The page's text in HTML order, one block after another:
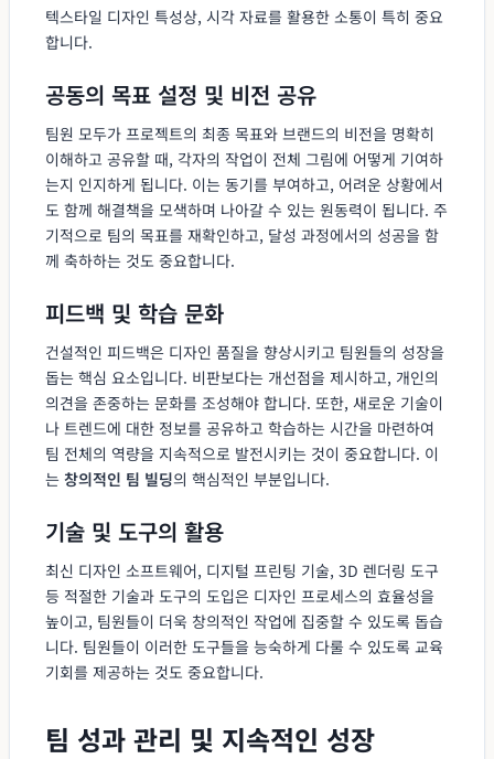
텍스타일 디자인 특성상, 시각 자료를 활용한 소통이 특히 중요
합니다.
공동의 목표 설정 및 비전 공유
팀원 모두가 프로젝트의 최종 목표와 브랜드의 비전을 명확히
이해하고 공유할 때, 각자의 작업이 전체 그림에 어떻게 기여하
는지 인지하게 됩니다. 이는 동기를 부여하고, 어려운 상황에서
도 함께 해결책을 모색하며 나아갈 수 있는 원동력이 됩니다. 주
기적으로 팀의 목표를 재확인하고, 달성 과정에서의 성공을 함
께 축하하는 것도 중요합니다.
피드백 및 학습 문화
건설적인 피드백은 디자인 품질을 향상시키고 팀원들의 성장을
돕는 핵심 요소입니다. 비판보다는 개선점을 제시하고, 개인의
의견을 존중하는 문화를 조성해야 합니다. 또한, 새로운 기술이
나 트렌드에 대한 정보를 공유하고 학습하는 시간을 마련하여
팀 전체의 역량을 지속적으로 발전시키는 것이 중요합니다. 이
는 창의적인 팀 빌딩의 핵심적인 부분입니다.
기술 및 도구의 활용
최신 디자인 소프트웨어, 디지털 프린팅 기술, 3D 렌더링 도구
등 적절한 기술과 도구의 도입은 디자인 프로세스의 효율성을
높이고, 팀원들이 더욱 창의적인 작업에 집중할 수 있도록 돕습
니다. 팀원들이 이러한 도구들을 능숙하게 다룰 수 있도록 교육
기회를 제공하는 것도 중요합니다.
팀 성과 관리 및 지속적인 성장